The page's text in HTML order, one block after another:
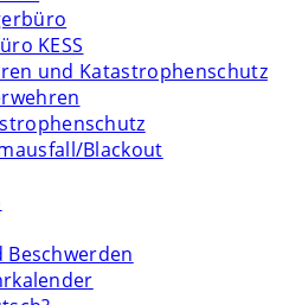
KESS
und Katastrophenschutz
Blackout
Beschwerden